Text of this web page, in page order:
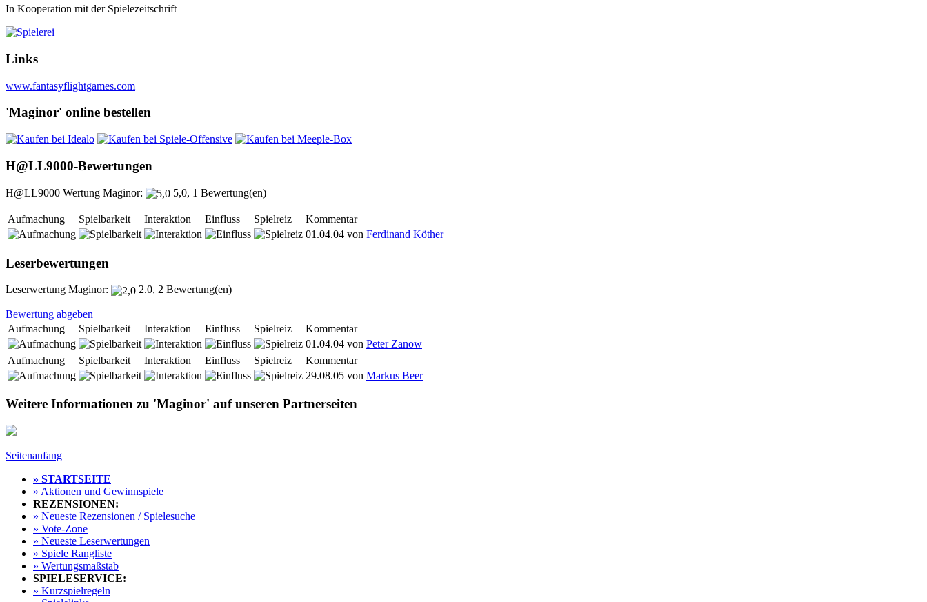
In Kooperation mit der Spielezeitschrift
Links
www.fantasyflightgames.com
'Maginor' online bestellen
H@LL9000-Bewertungen
H@LL9000 Wertung Maginor: 5,0, 1 Bewertung(en)
Aufmachung Spielbarkeit Interaktion Einfluss Spielreiz
Kommentar
01.04.04 von Ferdinand Köther
Leserbewertungen
Leserwertung Maginor: 2.0, 2 Bewertung(en)
Bewertung abgeben
Aufmachung
Spielbarkeit Interaktion Einfluss Spielreiz
Kommentar
01.04.04 von Peter Zanow
Aufmachung
Spielbarkeit Interaktion Einfluss Spielreiz
Kommentar
29.08.05 von Markus Beer
Weitere Informationen zu 'Maginor' auf unseren Partnerseiten
Seitenanfang
» STARTSEITE
» Aktionen und Gewinnspiele
REZENSIONEN:
» Neueste Rezensionen / Spielesuche
» Vote-Zone
» Neueste Leserwertungen
» Spiele Rangliste
» Wertungsmaßstab
SPIELESERVICE:
» Kurzspielregeln